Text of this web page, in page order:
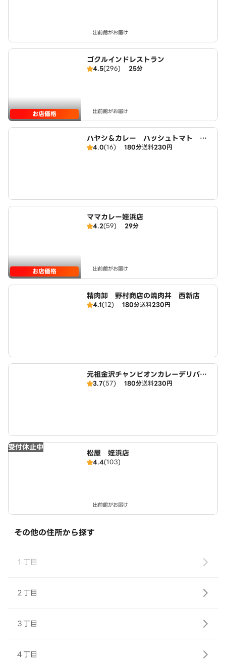
出前館がお届け
お店価格
ゴクルインドレストラン
4.5(296) 25分
出前館がお届け
ハヤシ＆カレー ハッシュトマト 西
新店
4.0(16) 180分送料230円
お店価格
ママカレー姪浜店
4.2(59) 29分
出前館がお届け
精肉卸 野村商店の焼肉丼 西新店
4.1(12) 180分送料230円
元祖金沢チャンピオンカレーデリバリ
ー 西新店
3.7(57) 180分送料230円
受付休止中
松屋 姪浜店
4.4(103)
出前館がお届け
その他の住所から探す
１丁目
２丁目
３丁目
４丁目